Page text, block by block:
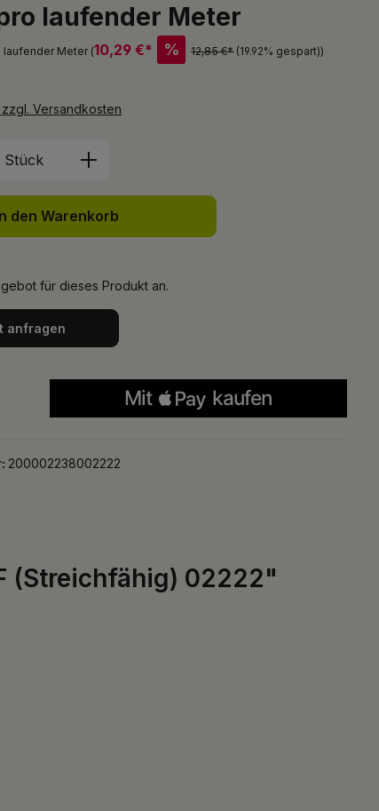
laufender Meter
laufender Meter (10,29 €* % 12,85 €* (19.92% gespart))
Versandkosten
Gib den gewünschten Wert
Stück
den Warenkorb
für dieses Produkt an.
anfragen
200002238002222
(Streichfähig) 02222"